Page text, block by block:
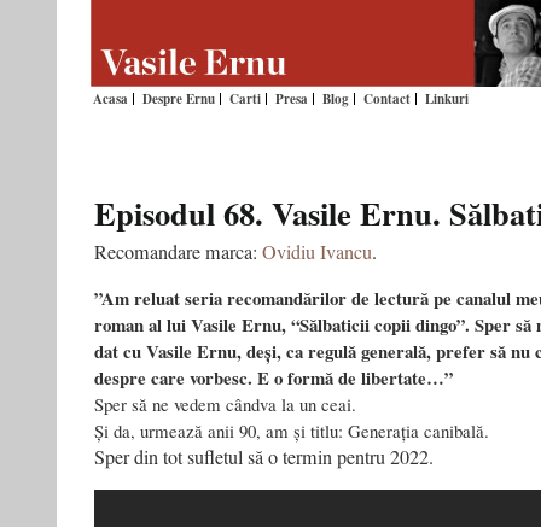
Acasa Despre Ernu Carti Presa Blog Contact Linkuri
Episodul 68. Vasile Ernu.
Recomandare marca: Ovidiu Ivancu.
”Am reluat seria recomandărilor de lectură pe canalul
roman al lui Vasile Ernu, “Sălbaticii copii dingo”. Sper să
dat cu Vasile Ernu, deși, ca regulă generală, prefer să
despre care vorbesc. E o formă de libertate…”
Sper să ne vedem cândva la un ceai.
Și da, urmează anii 90, am și titlu: Generația canibală.
Sper din tot sufletul să o termin pentru 2022.